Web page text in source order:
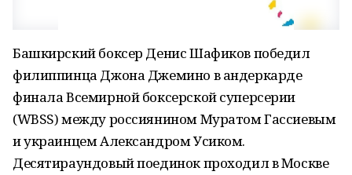
Башкирский боксер Денис Шафиков победил
филиппинца Джона Джемино в андеркарде
финала Всемирной боксерской суперсерии
(WBSS) между россиянином Муратом Гассиевым
и украинцем Александром Усиком.
Десятираундовый поединок проходил в Москве